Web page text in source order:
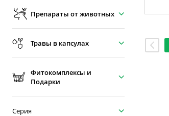
Препараты от животных
Травы в капсулах
Фитокомплексы и
Подарки
Серия